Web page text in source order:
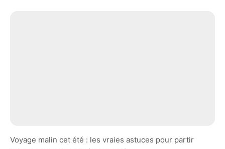
Voyage malin cet été : les vraies astuces pour partir